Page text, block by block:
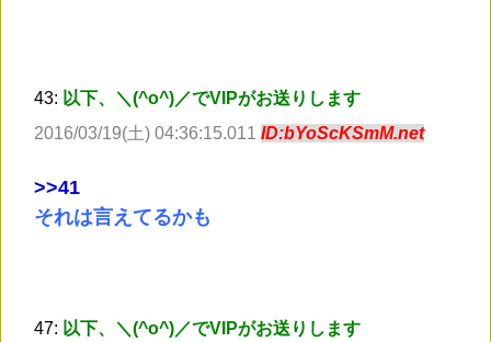
43: 以下、＼(^o^)／でVIPがお送りします
2016/03/19(土) 04:36:15.011 ID:bYoScKSmM.net
>>41
それは言えてるかも
47: 以下、＼(^o^)／でVIPがお送りします